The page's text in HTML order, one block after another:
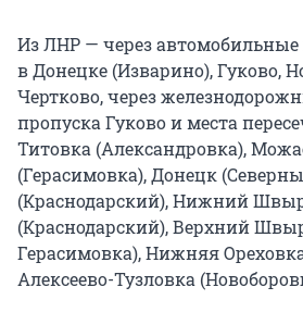
Из ЛНР — через
в Донецке (Изварино), Гуково,
Чертково, через
пропуска Гуково и места
Титовка (Александровка),
(Герасимовка), Донецк
(Краснодарский), Нижний
(Краснодарский), Верхний
Герасимовка), Нижняя
Алексеево-Тузловка